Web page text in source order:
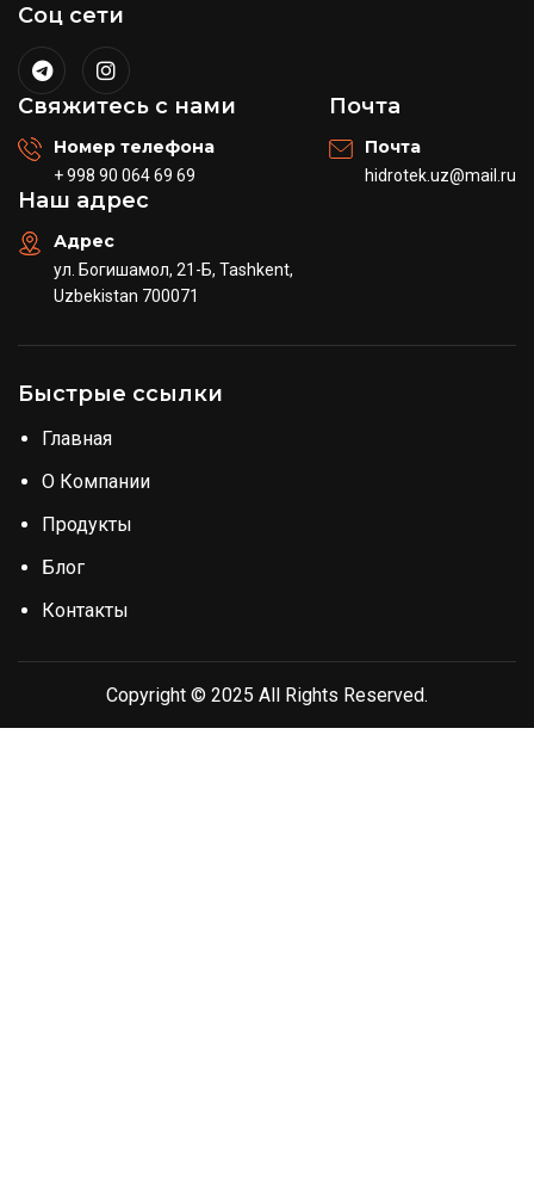
Соц сети
Свяжитесь с нами
Номер телефона
+ 998 90 064 69 69
Почта
Почта
hidrotek.uz@mail.ru
Наш адрес
Адрес
ул. Богишамол, 21-Б, Tashkent,
Uzbekistan 700071
Быстрые ссылки
Главная
О Компании
Продукты
Блог
Контакты
Copyright © 2025 All Rights Reserved.